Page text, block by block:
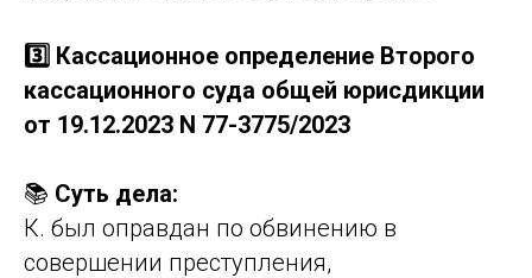
3️⃣ Кассационное определение Второго
кассационного суда общей юрисдикции
от 19.12.2023 N 77-3775/2023
📚 Суть дела:
К. был оправдан по обвинению в
совершении преступления,